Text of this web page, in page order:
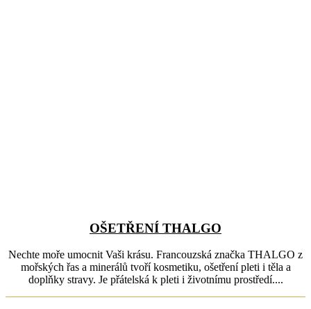
OŠETŘENÍ THALGO
Nechte moře umocnit Vaši krásu. Francouzská značka THALGO z
mořských řas a minerálů tvoří kosmetiku, ošetření pleti i těla a
doplňky stravy. Je přátelská k pleti i životnímu prostředí....